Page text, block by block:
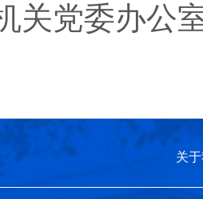
党委办公室
关